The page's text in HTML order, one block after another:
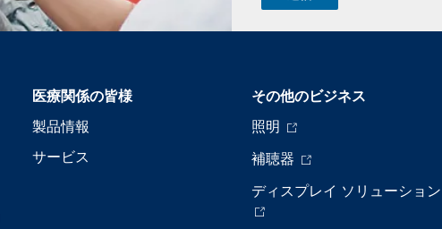
医療関係の皆様
製品情報
サービス
その他のビジネス
照明
補聴器
ディスプレイ ソリューション